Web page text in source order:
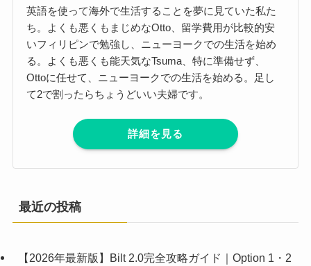
英語を使って海外で生活することを夢に見ていた私た
ち。よくも悪くもまじめなOtto、留学費用が比較的安
いフィリピンで勉強し、ニューヨークでの生活を始め
る。よくも悪くも能天気なTsuma、特に準備せず、
Ottoに任せて、ニューヨークでの生活を始める。足し
て2で割ったらちょうどいい夫婦です。
詳細を見る
最近の投稿
【2026年最新版】Bilt 2.0完全攻略ガイド｜Option 1・2